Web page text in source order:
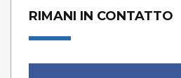
RIMANI IN CONTATTO